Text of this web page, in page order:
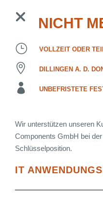
NICHT
VOLLZEIT ODER
DILLINGEN A. D.
UNBEFRISTETE
Wir unterstützen unseren
Components GmbH bei
Schlüsselposition.
IT